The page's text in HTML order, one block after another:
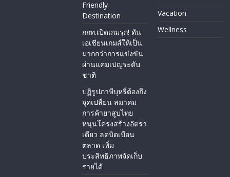
Friendly
Destination
กกท.เปิดเกมรุก! ดัน
เอเชียนเกมส์ให้เป็น
มากกว่าการแข่งขัน
ผ่านแคมเปญระดับ
ชาติ
ปฏิรูปภาษีบุหรี่ต้องถึง
จุดเปลี่ยน สมาคม
การค้ายาสูบไทย
หนุนโครงสร้างอัตรา
เดียว ลดบิดเบือน
ตลาด เพิ่ม
ประสิทธิภาพจัดเก็บ
รายได้
Vacation
Wellness